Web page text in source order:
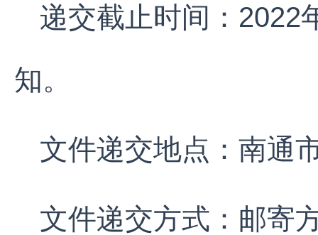
递交截止时间：2022
知。
文件递交地点：南通
文件递交方式：邮寄